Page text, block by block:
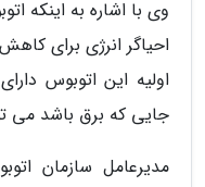
وی با اشاره به اینکه
احیاگر انرژی برای
اولیه این اتوبوس
جایی که برق باشد می
مدیرعامل سازمان